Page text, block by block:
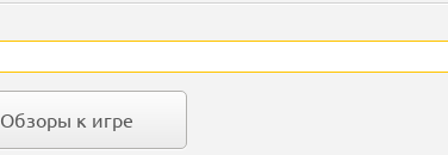
Обзоры к игре